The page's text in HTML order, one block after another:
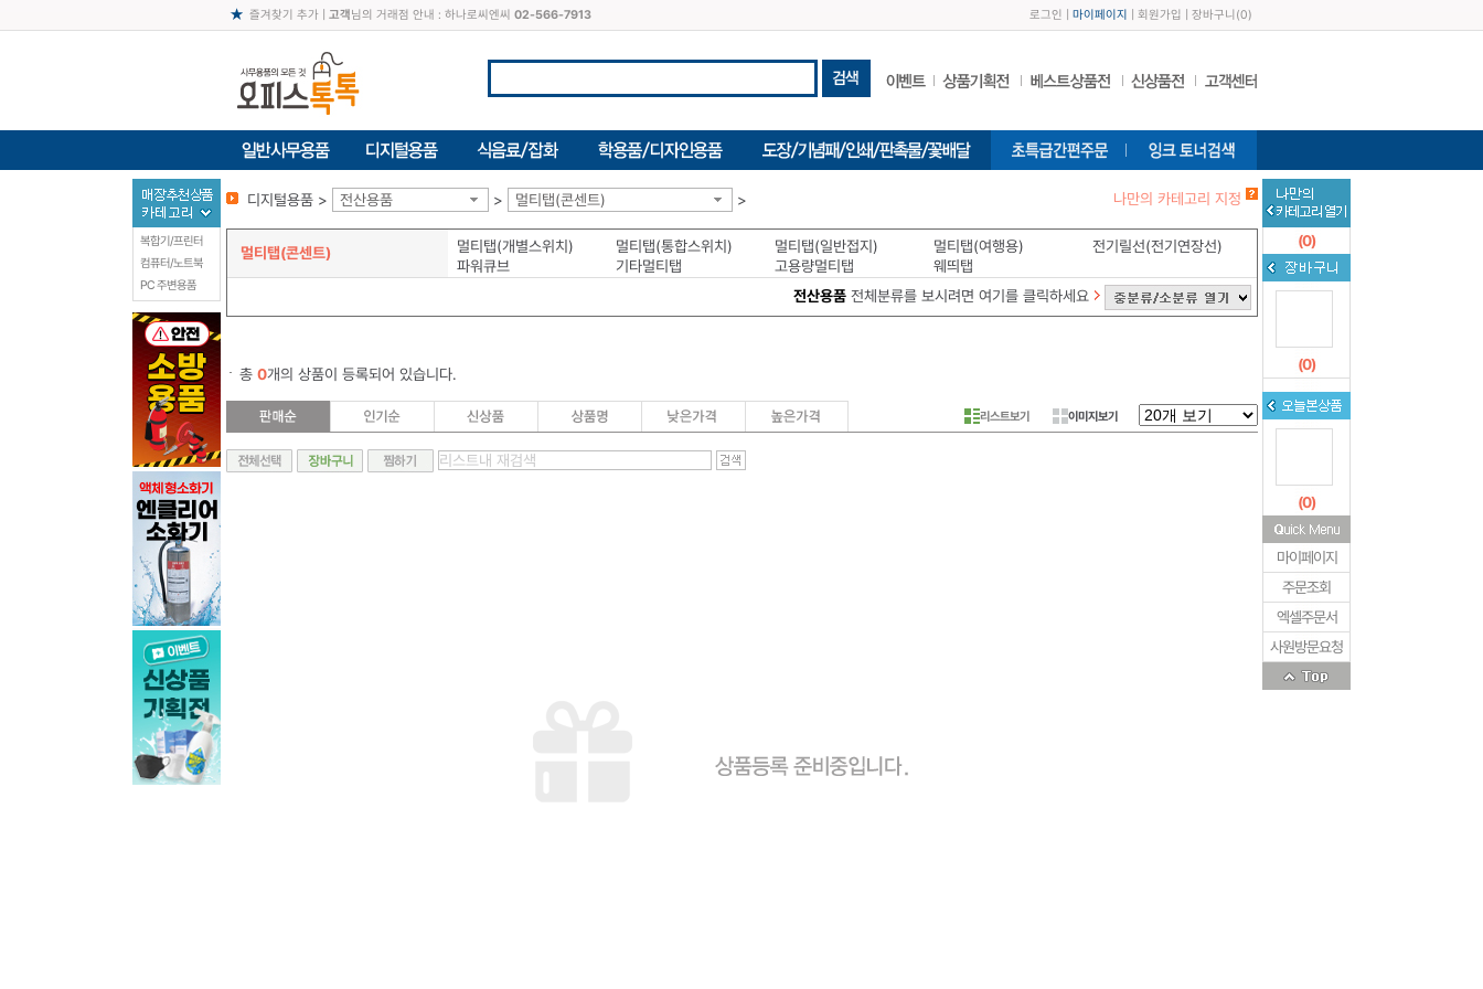
즐겨찾기 추가| 고객님의 거래점 안내 : 하나로씨엔씨 02-566-7913 로그인 마이페이지 회원가입 장바구니 (0)
디지털용품 > 전산용품 > 멀티탭(콘센트) > 나만의 카테고리 지정
멀티탭(콘센트) 멀티탭(개별스위치) 멀티탭(통합스위치) 멀티탭(일반접지) 멀티탭(여행용)
전기릴선(전기연장선)
파워큐브
기타멀티탭 고용량멀티탭
웨띄탭
전산용품전체분류를 보시려면 여기를 클릭하세요
총 0개의 상품이 등록되어 있습니다.
리스트보기 이미지보기
복합기/프린터
컴퓨터/노트북
PC 주변용품
(0)
(0)
(0)
마이페이지
주문조회
엑셀주문서
사원방문요청